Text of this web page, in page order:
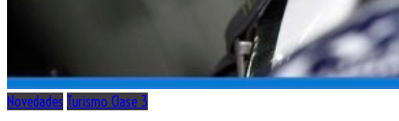
Novedades Turismo Clase 3